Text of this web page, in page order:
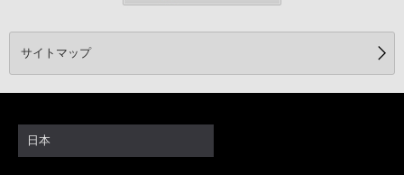
サイトマップ
日本